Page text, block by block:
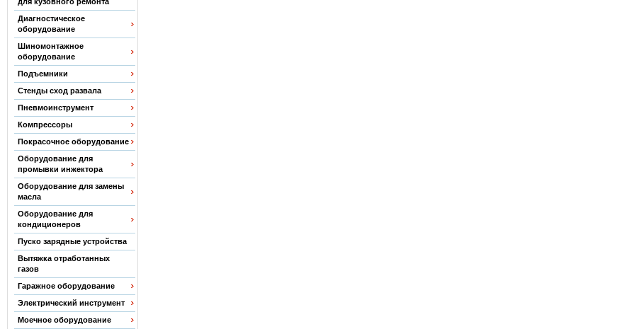
Диагностическое
оборудование
Шиномонтажное
оборудование
Подъемники
Стенды сход развала
Пневмоинструмент
Компрессоры
Покрасочное оборудование
Оборудование для
промывки инжектора
Оборудование для замены
масла
Оборудование для
кондиционеров
Пуско зарядные устройства
Вытяжка отработанных
газов
Гаражное оборудование
Электрический инструмент
Моечное оборудование